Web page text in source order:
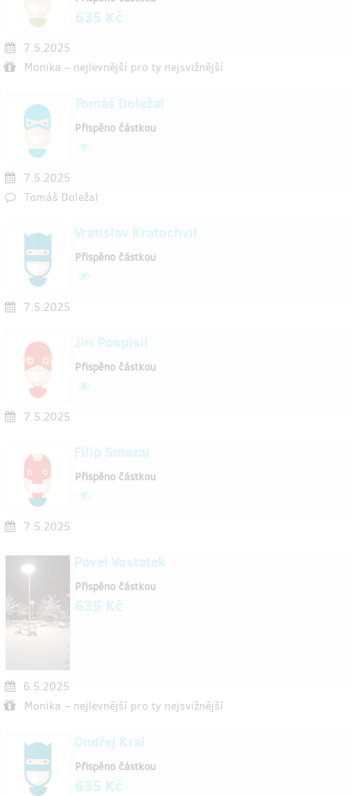
7.5.2025
Monika – nejlevnější pro ty nejsvižnější
635 Kč
Tomáš Doležal
7.5.2025
Tomáš Doležal
Přispěno částkou
Vratislav Kratochvil
7.5.2025
Přispěno částkou
Jiri Pospisil
7.5.2025
Přispěno částkou
Filip Smazal
7.5.2025
Přispěno částkou
Pavel Vostatek
6.5.2025
Monika – nejlevnější pro ty nejsvižnější
Přispěno částkou
635 Kč
Ondřej Kral
Přispěno částkou
635 Kč